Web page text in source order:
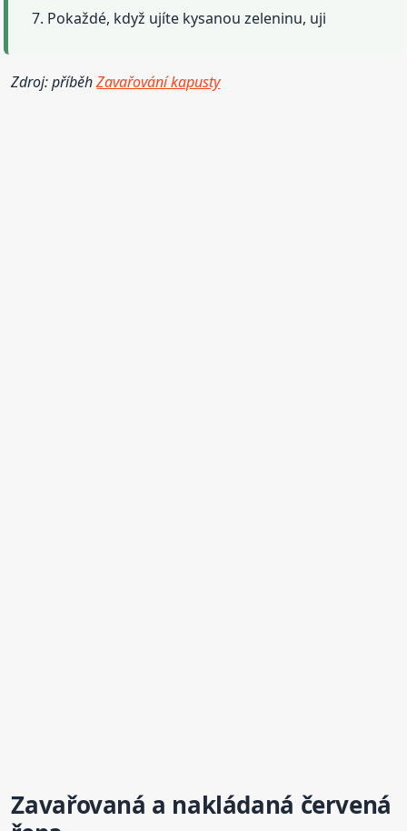
7. Pokaždé, když ujíte kysanou zeleninu, uji
Zdroj: příběhZavařování kapusty
Zavařovaná a nakládaná červená